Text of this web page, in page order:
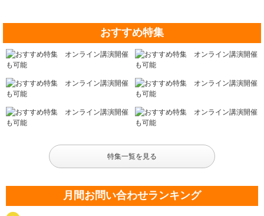
おすすめ特集
特集一覧を見る
月間お問い合わせランキング